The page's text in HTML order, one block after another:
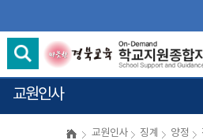
교원인사
교원인사 징계 양정